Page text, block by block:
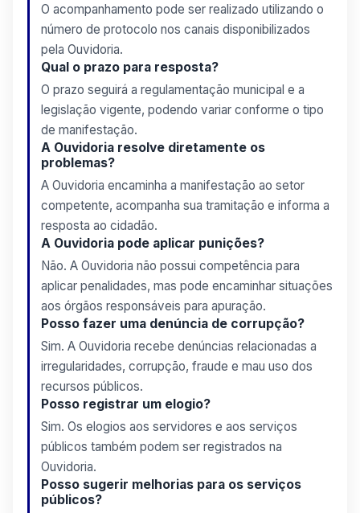
O acompanhamento pode ser realizado utilizando o
número de protocolo nos canais disponibilizados
pela Ouvidoria.
Qual o prazo para resposta?
O prazo seguirá a regulamentação municipal e a
legislação vigente, podendo variar conforme o tipo
de manifestação.
A Ouvidoria resolve diretamente os
problemas?
A Ouvidoria encaminha a manifestação ao setor
competente, acompanha sua tramitação e informa a
resposta ao cidadão.
A Ouvidoria pode aplicar punições?
Não. A Ouvidoria não possui competência para
aplicar penalidades, mas pode encaminhar situações
aos órgãos responsáveis para apuração.
Posso fazer uma denúncia de corrupção?
Sim. A Ouvidoria recebe denúncias relacionadas a
irregularidades, corrupção, fraude e mau uso dos
recursos públicos.
Posso registrar um elogio?
Sim. Os elogios aos servidores e aos serviços
públicos também podem ser registrados na
Ouvidoria.
Posso sugerir melhorias para os serviços
públicos?